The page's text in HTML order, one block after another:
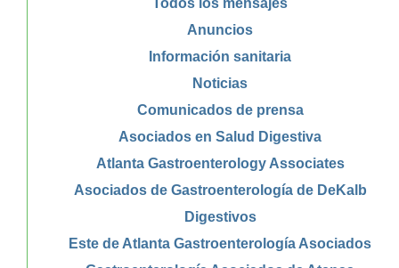
Anuncios
Información sanitaria
Noticias
Comunicados de prensa
Asociados en Salud Digestiva
Atlanta Gastroenterology Associates
Asociados de Gastroenterología de DeKalb
Digestivos
Este de Atlanta Gastroenterología Asociados